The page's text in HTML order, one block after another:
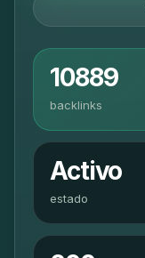
10889
backlinks
Activo
estado